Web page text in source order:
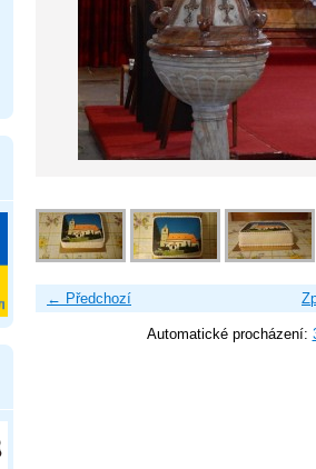
← Předchozí
Automatické procházení: